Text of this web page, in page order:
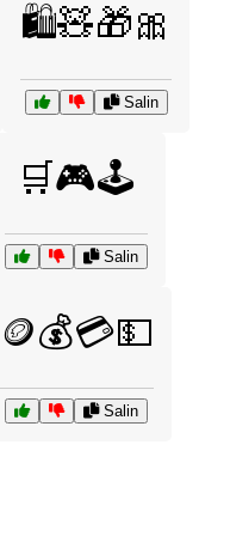
🛍️🧸🎁🎀
Salin
🛒🎮🕹️
Salin
🪙💰💳💵
Salin